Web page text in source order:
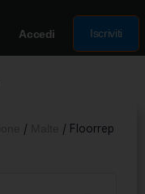
Accedi Iscriviti
/
/ Floorrep